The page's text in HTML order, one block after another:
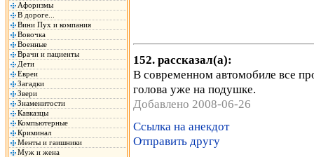
Афоризмы
В дороге...
Вини Пух и компания
Вовочка
Военные
Врачи и пациенты
Дети
Евреи
Загадки
Звери
Знаменитости
Кавказцы
Компьютерные
Криминал
Менты и гаишники
Муж и жена
152. рассказал(а):
В современном автомобиле все
голова уже на подушке.
Добавлено 2008-06-26
Ссылка на анекдот
Отправить другу